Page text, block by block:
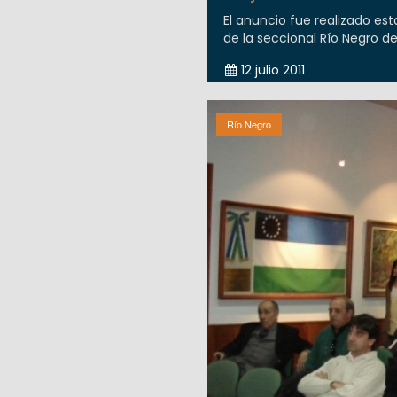
El anuncio fue realizado
de la seccional Río Negro
12 julio 2011
Río Negro